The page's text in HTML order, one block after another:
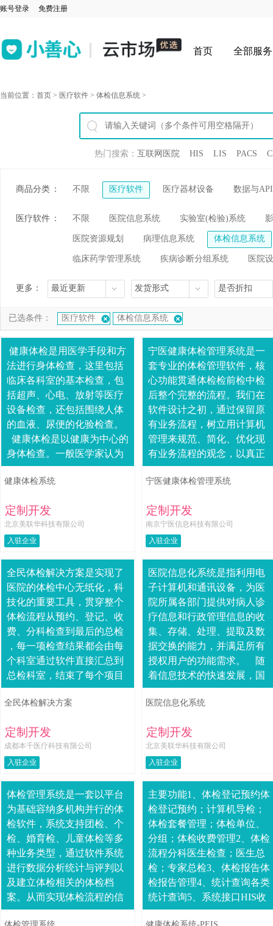
账号登录 免费注册
首页 全部服务
当前位置： 首页 > 医疗软件 > 体检信息系统 >
热门搜索： 互联网医院 HIS LIS PACS
商品分类 ： 不限 医疗软件 医疗器材设备 数据与API
医疗软件 ： 不限 医院信息系统 实验室(检验)系统
医院资源规划 病理信息系统 体检信息系统
临床药学管理系统 疾病诊断分组系统 医院
更多： 最近更新 发货形式 是否折扣
已选条件： 医疗软件 体检信息系统
健康体检是用医学手段和方
法进行身体检查，这里包括
临床各科室的基本检查，包
括超声、心电、放射等医疗
设备检查，还包括围绕人体
的血液、尿便的化验检查。
健康体检是以健康为中心的
身体检查。一般医学家认为
健康体检是指在身体尚未出
现明....
健康体检系统
定制开发
北京美联华科技有限公司
入驻企业
宁医健康体检管理系统是一
套专业的体检管理软件，核
心功能贯通体检检前检中检
后整个完整的流程。我们在
软件设计之初，通过保留原
有业务流程，树立用计算机
管理来规范、简化、优化现
有业务流程的观念，以真正
达到用计算机管理提高管理
效益的目标。该系统的使
宁医健康体检管理系统
定制开发
南京宁医信息科技有限公司
入驻企业
全民体检解决方案是实现了
医院的体检中心无纸化，科
技化的重要工具，贯穿整个
体检流程从预约、登记、收
费、分科检查到最后的总检
，每一项检查结果都会由每
个科室通过软件直接汇总到
总检科室，结束了每个项目
结果都要人工录入的时代，
也减小了由于人工录入所带
全民体检解决方案
定制开发
成都本千医疗科技有限公司
入驻企业
医院信息化系统是指利用电
子计算机和通讯设备，为医
院所属各部门提供对病人诊
疗信息和行政管理信息的收
集、存储、处理、提取及数
据交换的能力，并满足所有
授权用户的功能需求。 随
着信息技术的快速发展，国
内越来越多的医院正加速实
施基于信息化平台、....
医院信息化系统
定制开发
北京美联华科技有限公司
入驻企业
体检管理系统是一套以平台
为基础容纳多机构并行的体
检软件，系统支持团检、个
检、婚育检、儿童体检等多
种业务类型，通过软件系统
进行数据分析统计与评判以
及建立体检相关的体检档
案。从而实现体检流程的信
息化，能够快速的汇总体检
主要功能1、体检登记预约体
检登记预约；计算机导检；
体检套餐管理；体检单位、
分组；体检收费管理2、体检
流程分科医生检查；医生总
检；专家总检3、体检报告体
检报告管理4、统计查询各类
统计查询5、系统接口HIS收
费系统接口、LIS接口、心